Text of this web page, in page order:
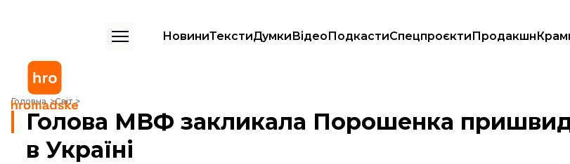
НовиниТекстиДумкиВідеоПодкастиСпецпроєктиПродакшн
Головна Світ
Голова МВФ закликала Порошенка пришвидшити реформи в Україні
Голова МВФ закликала Порошенка
в Україні